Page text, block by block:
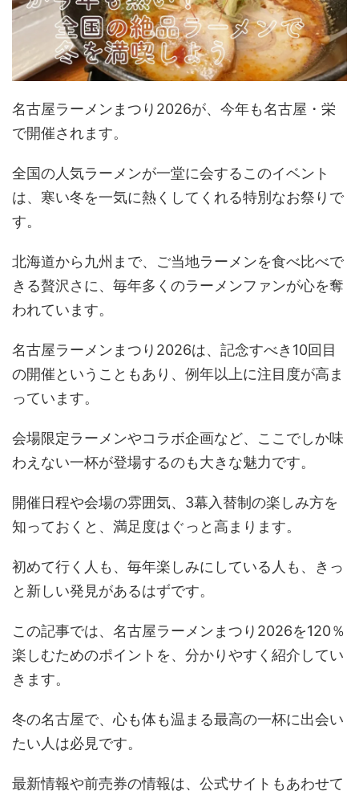
名古屋ラーメンまつり2026が、今年も名古屋・栄
で開催されます。
全国の人気ラーメンが一堂に会するこのイベント
は、寒い冬を一気に熱くしてくれる特別なお祭りで
す。
北海道から九州まで、ご当地ラーメンを食べ比べで
きる贅沢さに、毎年多くのラーメンファンが心を奪
われています。
名古屋ラーメンまつり2026は、記念すべき10回目
の開催ということもあり、例年以上に注目度が高ま
っています。
会場限定ラーメンやコラボ企画など、ここでしか味
わえない一杯が登場するのも大きな魅力です。
開催日程や会場の雰囲気、3幕入替制の楽しみ方を
知っておくと、満足度はぐっと高まります。
初めて行く人も、毎年楽しみにしている人も、きっ
と新しい発見があるはずです。
この記事では、名古屋ラーメンまつり2026を120％
楽しむためのポイントを、分かりやすく紹介してい
きます。
冬の名古屋で、心も体も温まる最高の一杯に出会い
たい人は必見です。
最新情報や前売券の情報は、公式サイトもあわせて